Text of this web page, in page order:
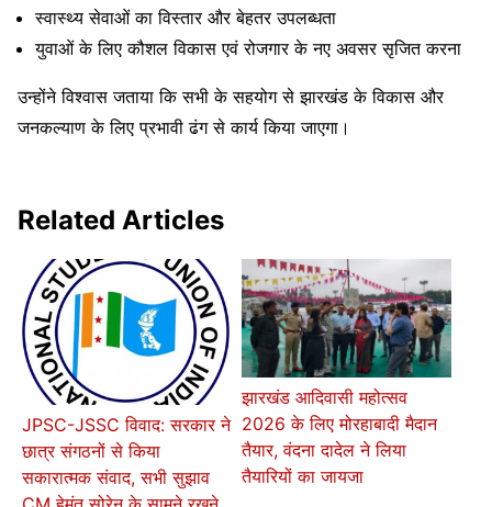
स्वास्थ्य सेवाओं का विस्तार और बेहतर उपलब्धता
युवाओं के लिए कौशल विकास एवं रोजगार के नए अवसर सृजित करना
उन्होंने विश्वास जताया कि सभी के सहयोग से झारखंड के विकास और
जनकल्याण के लिए प्रभावी ढंग से कार्य किया जाएगा।
Related Articles
JPSC-JSSC विवाद: सरकार ने
छात्र संगठनों से किया
सकारात्मक संवाद, सभी सुझाव
झारखंड आदिवासी महोत्सव
2026 के लिए मोरहाबादी मैदान
तैयार, वंदना दादेल ने लिया
तैयारियों का जायजा